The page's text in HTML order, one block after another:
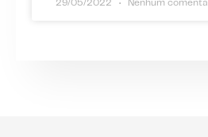
29/05/2022 Nenhum